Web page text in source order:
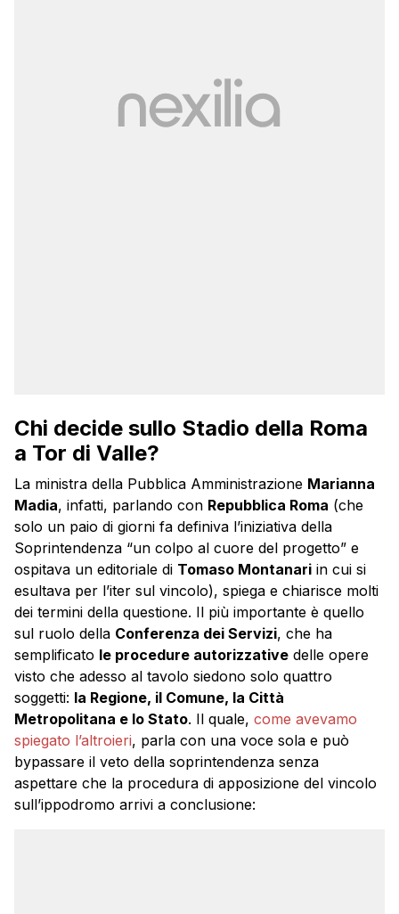
Chi decide sullo Stadio della Roma
a Tor di Valle?
La ministra della Pubblica Amministrazione Marianna
Madia, infatti, parlando con Repubblica Roma (che
solo un paio di giorni fa definiva l’iniziativa della
Soprintendenza “un colpo al cuore del progetto” e
ospitava un editoriale di Tomaso Montanari in cui si
esultava per l’iter sul vincolo), spiega e chiarisce molti
dei termini della questione. Il più importante è quello
sul ruolo della Conferenza dei Servizi, che ha
semplificato le procedure autorizzative delle opere
visto che adesso al tavolo siedono solo quattro
soggetti: la Regione, il Comune, la Città
Metropolitana e lo Stato. Il quale, come avevamo
spiegato l’altroieri, parla con una voce sola e può
bypassare il veto della soprintendenza senza
aspettare che la procedura di apposizione del vincolo
sull’ippodromo arrivi a conclusione: